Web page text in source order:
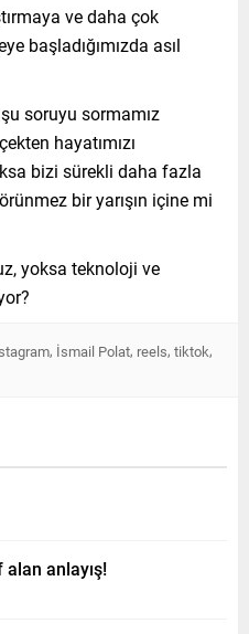
ve daha çok
başladığımızda asıl
soruyu sormamız
hayatımızı
bizi sürekli daha fazla
bir yarışın içine mi
yoksa teknoloji ve
, İsmail Polat, reels, tiktok,
alan anlayış!